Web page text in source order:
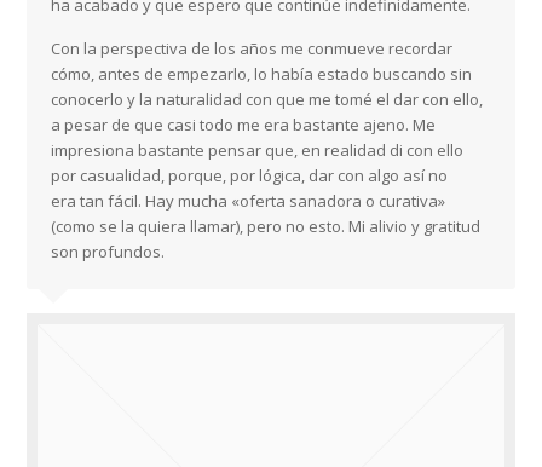
ha acabado y que espero que continúe indefinidamente.
Con la perspectiva de los años me conmueve recordar
cómo, antes de empezarlo, lo había estado buscando sin
conocerlo y la naturalidad con que me tomé el dar con ello,
a pesar de que casi todo me era bastante ajeno. Me
impresiona bastante pensar que, en realidad di con ello
por casualidad, porque, por lógica, dar con algo así no
era tan fácil. Hay mucha «oferta sanadora o curativa»
(como se la quiera llamar), pero no esto. Mi alivio y gratitud
son profundos.